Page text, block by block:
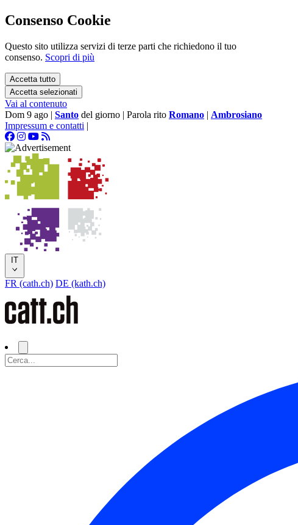
Consenso Cookie
Questo sito utilizza servizi di terze parti che richiedono il tuo
consenso. Scopri di più
Accetta tutto
Accetta selezionati
Vai al contenuto
Dom 9 ago | Santo del giorno | Parola rito Romano | Ambrosiano
Impressum e contatti |
IT
FR (cath.ch) DE (kath.ch)